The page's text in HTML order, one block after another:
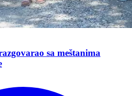
sa mеštanima